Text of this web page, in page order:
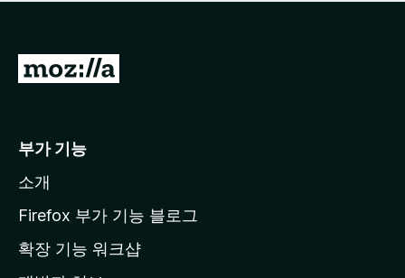
점
습
니
M
l
a
페
부가 기능
소개
Firefox 부가 기능 블로그
확장 기능 워크샵